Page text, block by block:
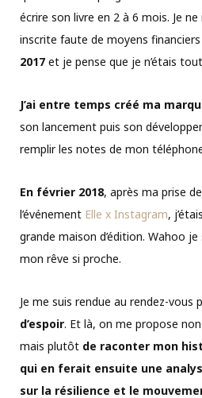
écrire son livre en 2 à 6 mois. Je
inscrite faute de moyens
2017 et je pense que je n’étais
J’ai entre temps créé ma
son lancement puis son
remplir les notes de mon
En février 2018, après ma prise
l’événement Elle x Instagram,
grande maison d’édition. Wahoo
mon rêve si proche.
Je me suis rendue au rendez-vous
d’espoir. Et là, on me propose non
mais plutôt de raconter mon
qui en ferait ensuite une
sur la résilience et le